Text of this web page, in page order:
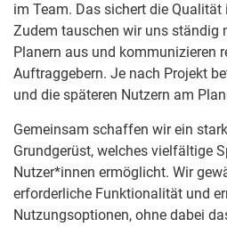
im Team. Das sichert die Qualität
Zudem tauschen wir uns ständig
Planern aus und kommunizieren
Auftraggebern. Je nach Projekt
und die späteren Nutzern am
Gemeinsam schaffen wir ein
Grundgerüst, welches vielfältige
Nutzer*innen ermöglicht. Wir
erforderliche Funktionalität und
Nutzungsoptionen, ohne dabei